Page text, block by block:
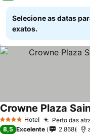
Selecione as datas
exatos.
4 EstrelasHotel Perto das
Crowne Plaza
8,5 Excelente 2.868